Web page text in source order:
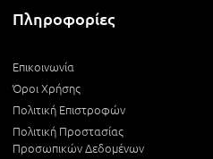
Πληροφορίες
Επικοινωνία
Όροι Χρήσης
Πολιτική Επιστροφών
Πολιτική Προστασίας
Προσωπικών Δεδομένων